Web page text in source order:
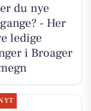
du nye
- Her
ledige
i Broager